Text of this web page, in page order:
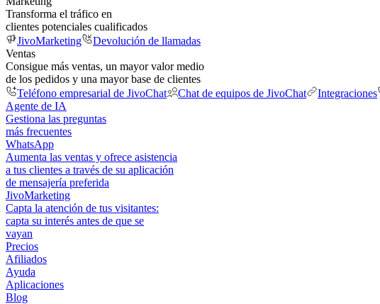
Transforma el tráfico en
clientes potenciales cualificados
JivoMarketing
Devolución de llamadas
Ventas
Consigue más ventas, un mayor valor medio
de los pedidos y una mayor base de clientes
Teléfono empresarial de JivoChat
Chat de equipos de JivoChat Integraciones
Agente de IA
Gestiona las preguntas
más frecuentes
WhatsApp
Aumenta las ventas y ofrece asistencia
a tus clientes a través de su aplicación
de mensajería preferida
JivoMarketing
Capta la atención de tus visitantes:
capta su interés antes de que se
vayan
Precios
Afiliados
Ayuda
Aplicaciones
Blog